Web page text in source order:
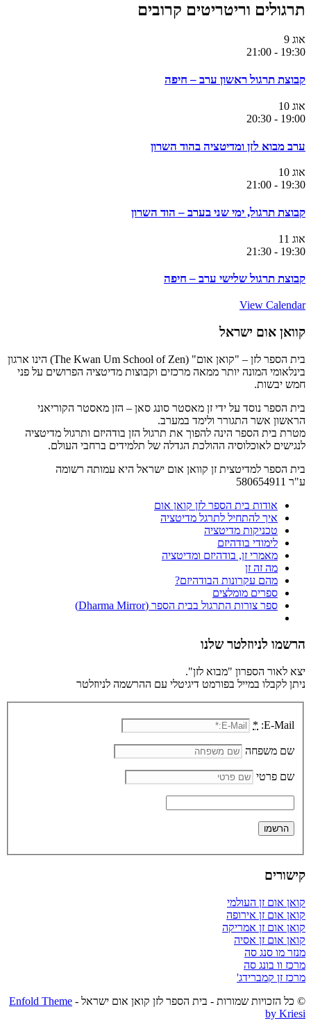
תרגולים וריטריטים קרובים
אוג 9
19:30
-
21:00
קבוצת תרגול ראשון ערב – חיפה
אוג 10
19:00
-
20:30
ערב מבוא לזן ומדיטציה בהוד השרון
אוג 10
19:30
-
21:00
קבוצת תרגול, ימי שני בערב – הוד השרון
אוג 11
19:30
-
21:30
קבוצת תרגול שלישי ערב – חיפה
View Calendar
קוואן אום ישראל
בית הספר לזן – "קואן אום" (The Kwan Um School of Zen) הינו ארגון
בינלאומי המונה יותר ממאה מרכזים וקבוצות מדיטציה הפרושים על פני
חמש יבשות.
בית הספר נוסד על ידי זן מאסטר סונג סאן – הזן מאסטר הקוריאני
הראשון אשר התגורר ולימד במערב.
מטרת בית הספר הינה להפוך את תרגול הזן בודהיזם ותרגול מדיטציה
לנגישים לאוכלוסיה ההולכת הגדלה של תלמידים ברחבי העולם.
בית הספר למדיטצית זן קוואן אום ישראל היא עמותה רשומה
ע"ר 580654911
אודות בית הספר לזן קואן אום
איך להתחיל לתרגל מדיטציה
טכניקות מדיטציה
לימודי בודהיזם
מאמרי זן, בודהיזם ומדיטציה
מה זה זן
מהם עקרונות הבודהיזם?
ספרים מומלצים
ספר צורות התרגול בבית הספר (Dharma Mirror)
הרשמו לניוזלטר שלנו
יצא לאור הספרון "מבוא לזן".
ניתן לקבלו במייל בפורמט דיגיטלי עם ההרשמה לניוזלטר
E-Mail:
*
שם משפחה
שם פרטי
קישורים
קואן אום זן העולמי
קואן אום זן אירופה
קואן אום זן אמריקה
קואן אום זן אסיה
מנזר מו סנג סה
מרכז וו בונג סה
מרכז זן קמברידג'
© כל הזכויות שמורות - בית הספר לזן קואן אום ישראל - Enfold Theme
by Kriesi